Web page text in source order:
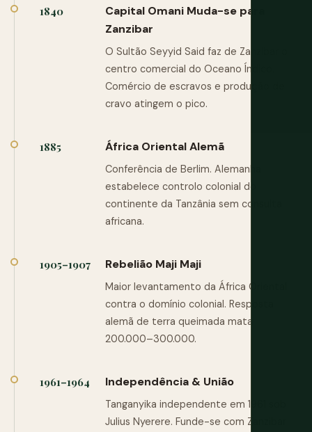
1840
Capital Omani Muda-se para
Zanzibar
O Sultão Seyyid Said faz de Zanzibar o
centro comercial do Oceano Índico.
Comércio de escravos e produção de
cravo atingem o pico.
1885 África Oriental Alemã
Conferência de Berlim. Alemanha
estabelece controlo colonial do
continente da Tanzânia sem consulta
africana.
1905–1907 Rebelião Maji Maji
Maior levantamento da África Oriental
contra o domínio colonial. Resposta
alemã de terra queimada mata
200.000–300.000.
1961–1964 Independência & União
Tanganyika independente em 1961 sob
Julius Nyerere. Funde-se com Zanzibar